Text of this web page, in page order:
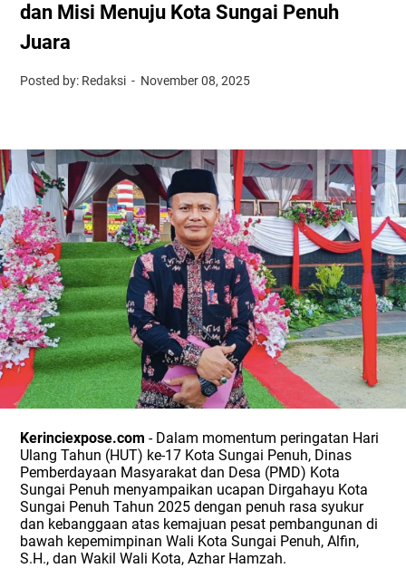
dan Misi Menuju Kota Sungai Penuh
Juara
Posted by: Redaksi November 08, 2025
Kerinciexpose.com - Dalam momentum peringatan Hari
Ulang Tahun (HUT) ke-17 Kota Sungai Penuh, Dinas
Pemberdayaan Masyarakat dan Desa (PMD) Kota
Sungai Penuh menyampaikan ucapan Dirgahayu Kota
Sungai Penuh Tahun 2025 dengan penuh rasa syukur
dan kebanggaan atas kemajuan pesat pembangunan di
bawah kepemimpinan Wali Kota Sungai Penuh, Alfin,
S.H., dan Wakil Wali Kota, Azhar Hamzah.